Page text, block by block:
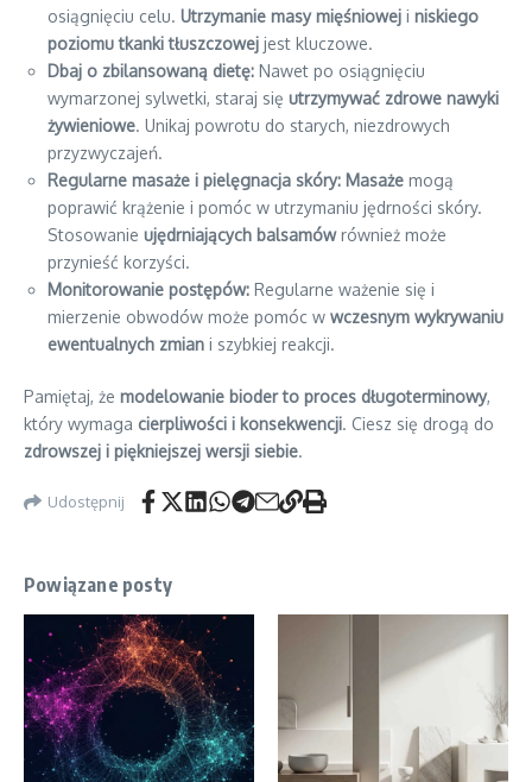
osiągnięciu celu. Utrzymanie masy mięśniowej i niskiego
poziomu tkanki tłuszczowej jest kluczowe.
Dbaj o zbilansowaną dietę: Nawet po osiągnięciu
wymarzonej sylwetki, staraj się utrzymywać zdrowe nawyki
żywieniowe. Unikaj powrotu do starych, niezdrowych
przyzwyczajeń.
Regularne masaże i pielęgnacja skóry: Masaże mogą
poprawić krążenie i pomóc w utrzymaniu jędrności skóry.
Stosowanie ujędrniających balsamówrównież może
przynieść korzyści.
Monitorowanie postępów: Regularne ważenie się i
mierzenie obwodów może pomóc w wczesnym wykrywaniu
ewentualnych zmian i szybkiej reakcji.
Pamiętaj, że modelowanie bioder to proces długoterminowy,
który wymaga cierpliwości i konsekwencji. Ciesz się drogą do
zdrowszej i piękniejszej wersji siebie.
Udostępnij
Powiązane posty